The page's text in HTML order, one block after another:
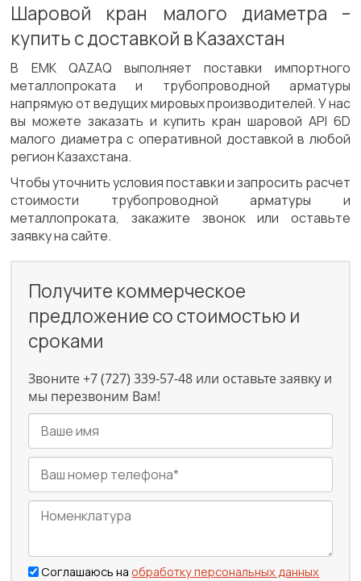
Шаровой кран малого диаметра –
купить с доставкой в Казахстан
В ЕМК QAZAQ выполняет поставки импортного
металлопроката и трубопроводной арматуры
напрямую от ведущих мировых производителей. У нас
вы можете заказать и купить кран шаровой API 6D
малого диаметра с оперативной доставкой в любой
регион Казахстана.
Чтобы уточнить условия поставки и запросить расчет
стоимости трубопроводной арматуры и
металлопроката, закажите звонок или оставьте
заявку на сайте.
Получите коммерческое
предложение со стоимостью и
сроками
Звоните +7 (727) 339-57-48 или оставьте заявку и
мы перезвоним Вам!
Соглашаюсь наобработку персональных данных